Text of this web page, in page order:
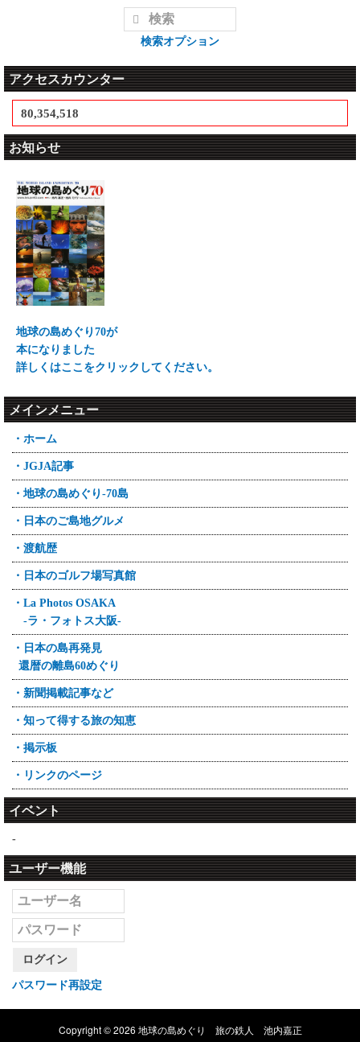
検索オプション
アクセスカウンター
80,354,518
お知らせ
地球の島めぐり70が
本になりました
詳しくはここをクリックしてください。
メインメニュー
・ホーム
・JGJA記事
・地球の島めぐり-70島
・日本のご島地グルメ
・渡航歴
・日本のゴルフ場写真館
・La Photos OSAKA
-ラ・フォトス大阪-
・日本の島再発見
還暦の離島60めぐり
・新聞掲載記事など
・知って得する旅の知恵
・掲示板
・リンクのページ
イベント
-
ユーザー機能
ログイン
パスワード再設定
Copyright © 2026 地球の島めぐり 旅の鉄人 池内嘉正